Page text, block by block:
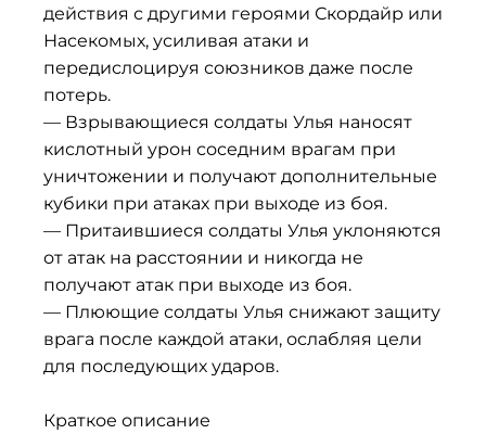
действия с другими героями Скордайр или
Насекомых, усиливая атаки и
передислоцируя союзников даже после
потерь.
— Взрывающиеся солдаты Улья наносят
кислотный урон соседним врагам при
уничтожении и получают дополнительные
кубики при атаках при выходе из боя.
— Притаившиеся солдаты Улья уклоняются
от атак на расстоянии и никогда не
получают атак при выходе из боя.
— Плюющие солдаты Улья снижают защиту
врага после каждой атаки, ослабляя цели
для последующих ударов.
Краткое описание